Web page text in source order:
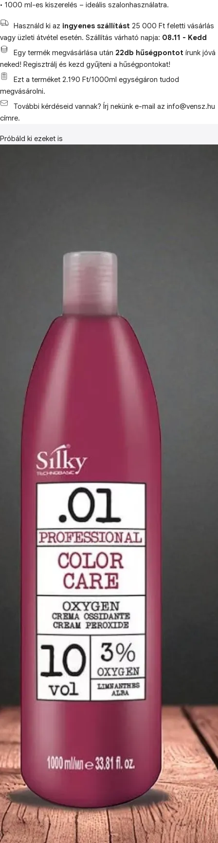
• 1000 ml-es kiszerelés – ideális szalonhasználatra.
Használd ki az ingyenes szállítást 25 000 Ft feletti vásárlás
vagy üzleti átvétel esetén. Szállítás várható napja: 08.11 - Kedd
Egy termék megvásárlása után 22db hűségpontot írunk jóvá
neked! Regisztrálj és kezd gyűjteni a hűségpontokat!
Ezt a terméket 2.190 Ft/1000ml egységáron tudod
megvásárolni.
További kérdéseid vannak? Írj nekünk e-mail az info@vensz.hu
címre.
Próbáld ki ezeket is